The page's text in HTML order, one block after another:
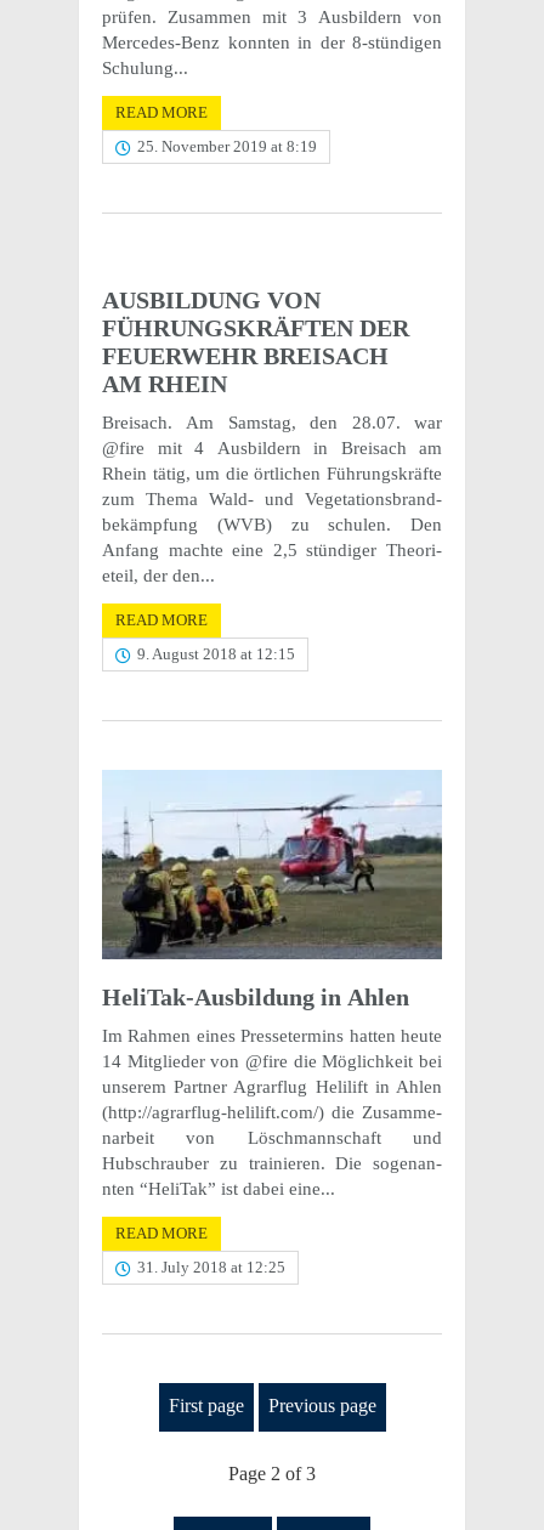
prüfen. Zusam­men mit 3 Ausbildern von
Mercedes-Benz konnten in der 8-stündi­gen
Schu­lung...
READ MORE
25. November 2019 at 8:19
AUSBILDUNG VON
FÜHRUNGSKRÄFTEN DER
FEUERWEHR BREISACH
AM RHEIN
Breisach. Am Samstag, den 28.07. war
@fire mit 4 Ausbildern in Breisach am
Rhein tätig, um die örtlichen Führungskräfte
zum Thema Wald- und Vege­ta­tions­brand­
bekämp­fung (WVB) zu schulen. Den
Anfang machte eine 2,5 stündi­ger Theo­ri­
eteil, der den...
READ MORE
9. August 2018 at 12:15
Heli­Tak-Ausbil­dung in Ahlen
Im Rahmen eines Pres­seter­mins hatten heute
14 Mitglieder von @fire die Möglichkeit bei
unserem Part­ner Agrarflug Helilift in Ahlen
(http://​agrarflug​-helilift​.com/) die Zusam­me­
nar­beit von Löschmannschaft und
Hubschrauber zu trainieren. Die soge­nan­
nten “Heli­Tak” ist dabei eine...
READ MORE
31. July 2018 at 12:25
First page Previous page
Page 2 of 3